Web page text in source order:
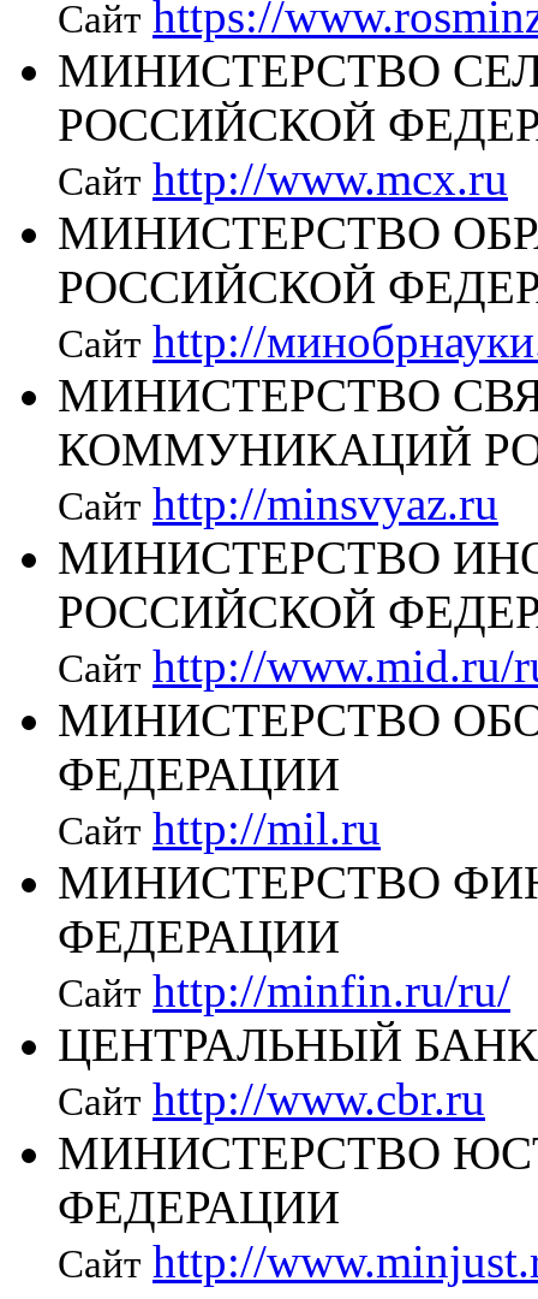
Сайт https://
МИНИСТЕРСТВО
РОССИЙСКОЙ
Сайт http://www.mcx.ru
МИНИСТЕРСТВО
РОССИЙСКОЙ
Сайт http://
МИНИСТЕРСТВО
КОММУНИКАЦИЙ
Сайт http://minsvyaz.ru
МИНИСТЕРСТВО
РОССИЙСКОЙ
Сайт http://www.mid.ru/
МИНИСТЕРСТВО
ФЕДЕРАЦИИ
Сайт http://mil.ru
МИНИСТЕРСТВО
ФЕДЕРАЦИИ
Сайт http://minfin.ru/ru/
ЦЕНТРАЛЬНЫЙ
Сайт http://www.cbr.ru
МИНИСТЕРСТВО
ФЕДЕРАЦИИ
Сайт http://